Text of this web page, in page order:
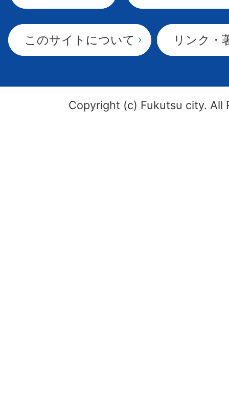
このサイトについて リンク・
Copyright (c) Fukutsu city. All